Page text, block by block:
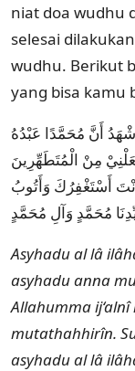
niat doa wudhu
selesai
wudhu. Berikut
yang bisa kamu
أَنَّ مُحَمَّدًا عَبْدُهُ
مِنْ الْمُتَطَهِّرِينَ
أَسْتَغْفِرُكَ وَأَتُوبُ
مُحَمَّدٍ وَآلِ مُحَمَّدٍ
Asyhadu al lâ
asyhadu anna
Allahumma
mutathahhirîn.
asyhadu al lâ